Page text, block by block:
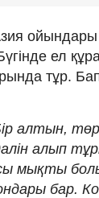
ойындары
ел
тұр.
алтын,
алып
мықты
бар.